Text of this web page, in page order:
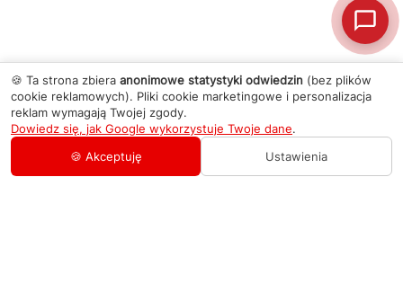
🍪 Ta strona zbiera anonimowe statystyki odwiedzin (bez plików
cookie reklamowych). Pliki cookie marketingowe i personalizacja
reklam wymagają Twojej zgody.
Dowiedz się, jak Google wykorzystuje Twoje dane.
🍪 Akceptuję
Ustawienia